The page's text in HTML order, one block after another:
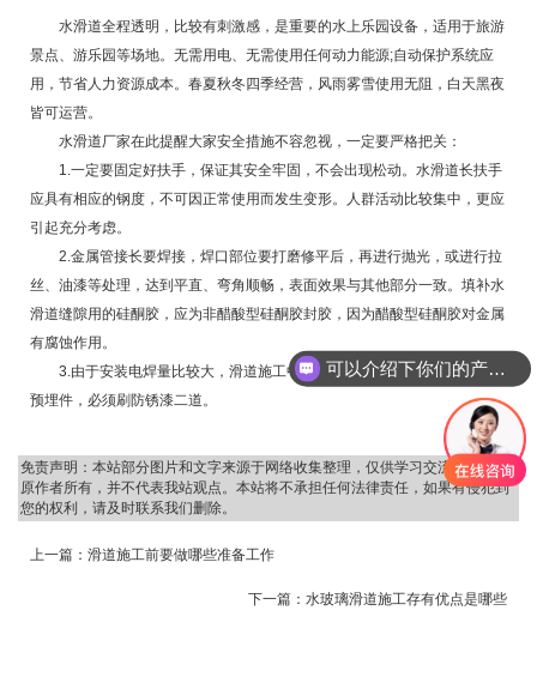
水滑道全程透明，比较有刺激感，是重要的水上乐园设备，适用于旅游
景点、游乐园等场地。无需用电、无需使用任何动力能源;自动保护系统应
用，节省人力资源成本。春夏秋冬四季经营，风雨雾雪使用无阻，白天黑夜
皆可运营。
水滑道厂家在此提醒大家安全措施不容忽视，一定要严格把关：
1.一定要固定好扶手，保证其安全牢固，不会出现松动。水滑道长扶手
应具有相应的钢度，不可因正常使用而发生变形。人群活动比较集中，更应
引起充分考虑。
2.金属管接长要焊接，焊口部位要打磨修平后，再进行抛光，或进行拉
丝、油漆等处理，达到平直、弯角顺畅，表面效果与其他部分一致。填补水
滑道缝隙用的硅酮胶，应为非醋酸型硅酮胶封胶，因为醋酸型硅酮胶对金属
有腐蚀作用。
3.由于安装电焊量比较大，滑道施工中注意安全用电和防火。所有钢制
预埋件，必须刷防锈漆二道。
免责声明：本站部分图片和文字来源于网络收集整理，仅供学习交流，版权归
原作者所有，并不代表我站观点。本站将不承担任何法律责任，如果有侵犯到
您的权利，请及时联系我们删除。
上一篇： 滑道施工前要做哪些准备工作
下一篇： 水玻璃滑道施工存有优点是哪些
可以介绍下你们的产品么